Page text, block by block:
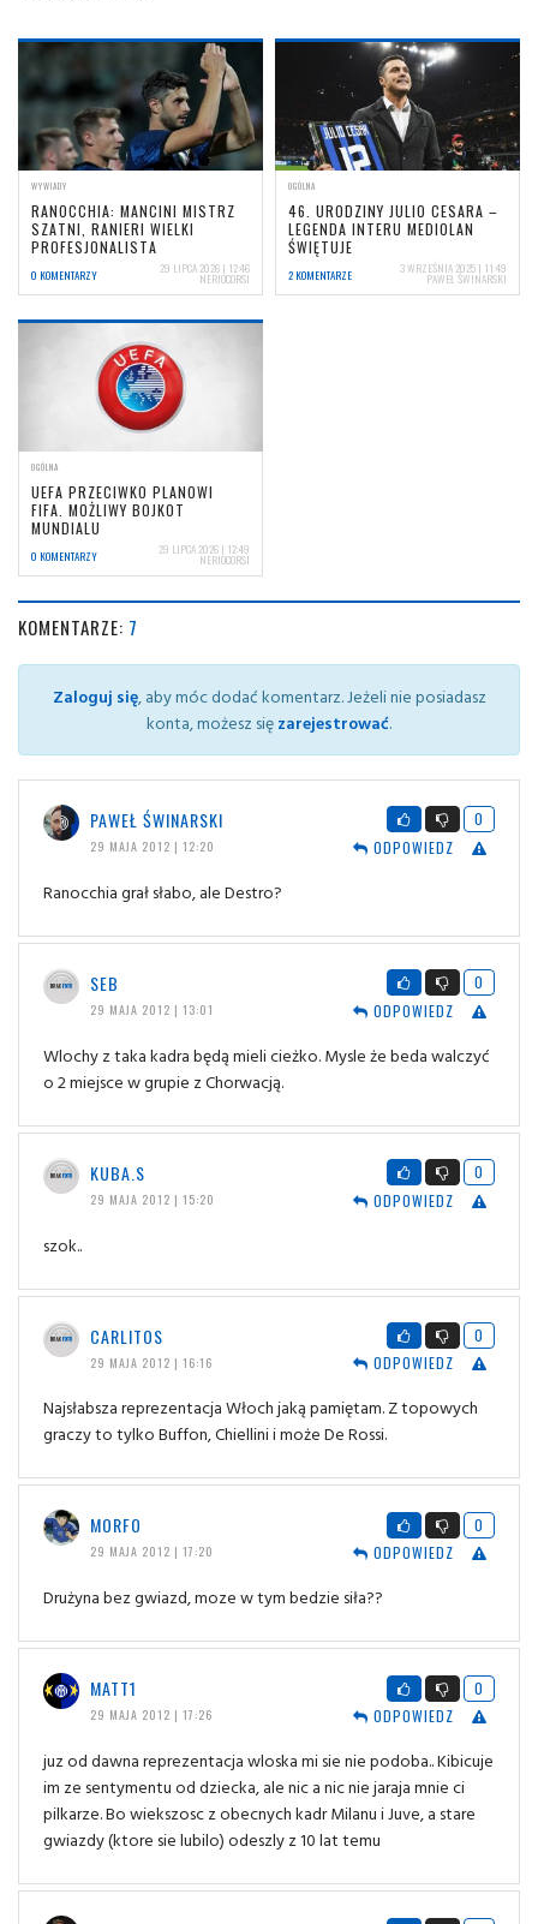
WYWIADY
RANOCCHIA: MANCINI MISTRZ
SZATNI, RANIERI WIELKI
PROFESJONALISTA
0 KOMENTARZY 29 LIPCA 2026 | 12:46
NERIOCORSI
OGÓLNA
46. URODZINY JULIO CESARA –
LEGENDA INTERU MEDIOLAN
ŚWIĘTUJE
2 KOMENTARZE 3 WRZEŚNIA 2025 | 11:49
PAWEŁ ŚWINARSKI
OGÓLNA
UEFA PRZECIWKO PLANOWI
FIFA. MOŻLIWY BOJKOT
MUNDIALU
0 KOMENTARZY 29 LIPCA 2026 | 12:49
NERIOCORSI
KOMENTARZE: 7
Zaloguj się, aby móc dodać komentarz. Jeżeli nie posiadasz
konta, możesz sięzarejestrować.
PAWEŁ ŚWINARSKI
29 MAJA 2012 | 12:20
0
ODPOWIEDZ
Ranocchia grał słabo, ale Destro?
SEB
29 MAJA 2012 | 13:01
0
ODPOWIEDZ
Wlochy z taka kadra będą mieli cieżko. Mysle że beda walczyć
o 2 miejsce w grupie z Chorwacją.
KUBA.S
29 MAJA 2012 | 15:20
0
ODPOWIEDZ
szok..
CARLITOS
29 MAJA 2012 | 16:16
0
ODPOWIEDZ
Najsłabsza reprezentacja Włoch jaką pamiętam. Z topowych
graczy to tylko Buffon, Chiellini i może De Rossi.
MORFO
29 MAJA 2012 | 17:20
0
ODPOWIEDZ
Drużyna bez gwiazd, moze w tym bedzie siła??
MATT1
29 MAJA 2012 | 17:26
0
ODPOWIEDZ
juz od dawna reprezentacja wloska mi sie nie podoba.. Kibicuje
im ze sentymentu od dziecka, ale nic a nic nie jaraja mnie ci
pilkarze. Bo wiekszosc z obecnych kadr Milanu i Juve, a stare
gwiazdy (ktore sie lubilo) odeszly z 10 lat temu